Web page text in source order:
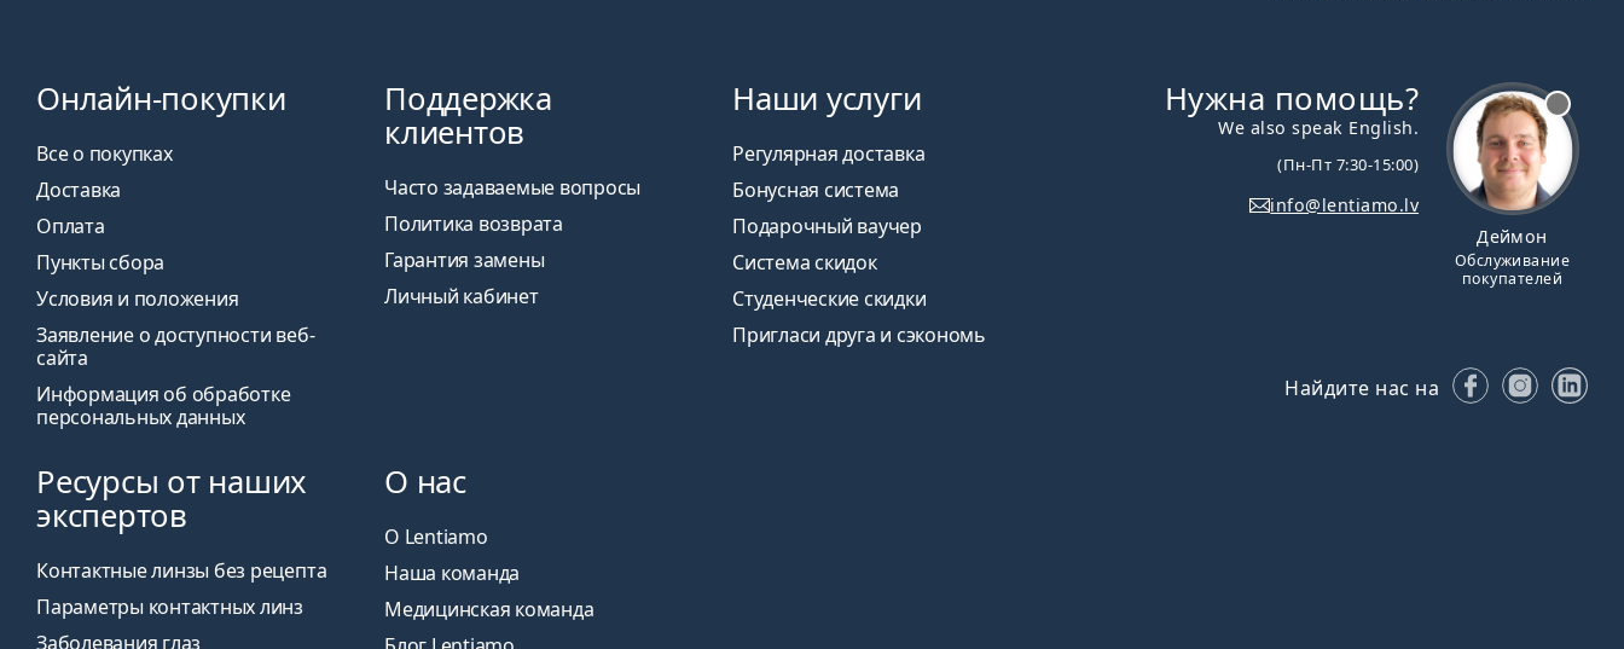
Деймон
Обслуживание
покупателей
Нужна помощь?
We also speak English.
(Пн-Пт 7:30-15:00)
info@lentiamo.lv
Онлайн-покупки
Все о покупках
Доставка
Оплата
Пункты сбора
Условия и положения
Заявление о доступности веб-
сайта
Информация об обработке
персональных данных
Поддержка
клиентов
Часто задаваемые вопросы
Политика возврата
Гарантия замены
Личный кабинет
Наши услуги
Регулярная доставка
Бонусная система
Подарочный ваучер
Система скидок
Студенческие скидки
Пригласи друга и сэкономь
Ресурсы от наших
экспертов
Контактные линзы без рецепта
Параметры контактных линз
Заболевания глаз
О нас
О Lentiamo
Наша команда
Медицинская команда
Найдите нас на Facebook